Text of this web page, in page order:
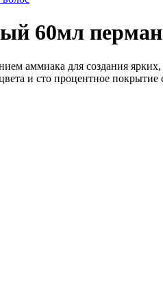
60мл
аммиака для создания
и сто процентное